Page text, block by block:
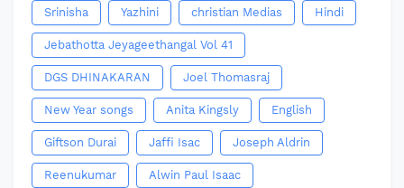
Srinisha Yazhini christian Medias Hindi
Jebathotta Jeyageethangal Vol 41
DGS DHINAKARAN Joel Thomasraj
New Year songs Anita Kingsly English
Giftson Durai Jaffi Isac Joseph Aldrin
Reenukumar Alwin Paul Isaac